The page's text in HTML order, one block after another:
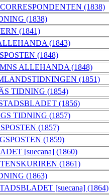
(1838)
(1838)
(1841)
(1843)
(1848)
ALLEHANDA (1848)
(1851)
TIDNING (1854)
(1856)
TIDNING (1857)
(1857)
(1859)
[suecana] (1860)
(1861)
(1863)
[suecana] (1864)